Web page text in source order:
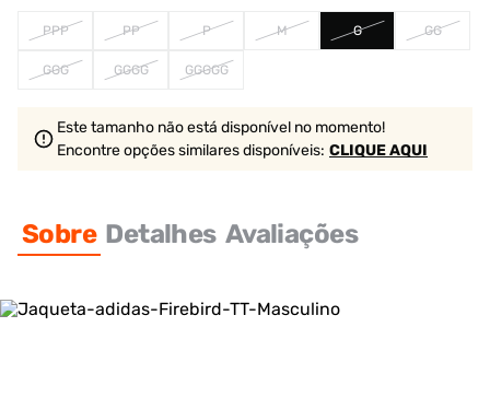
PPP PP P M G GG
GGG GGGG GGGGG
Este tamanho não está disponível no momento!
Encontre opções similaresdisponíveis: CLIQUE AQUI
Sobre Detalhes Avaliações